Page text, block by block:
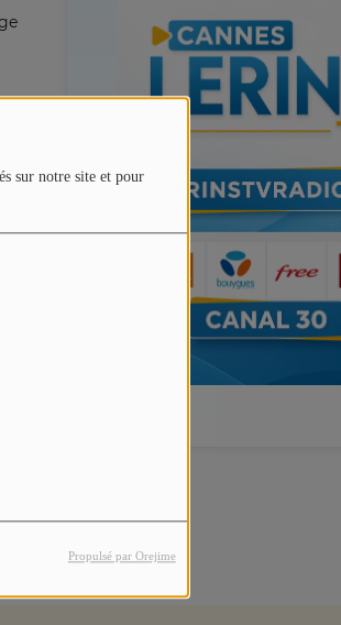
sur notre site et pour
Propulsé par Orejime